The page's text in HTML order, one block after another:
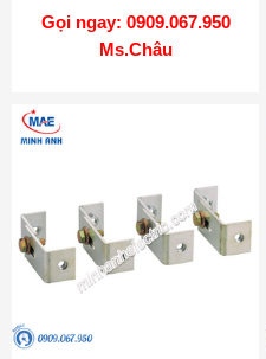
HZI202
Gọi ngay: 0909.067.950
Ms.Châu